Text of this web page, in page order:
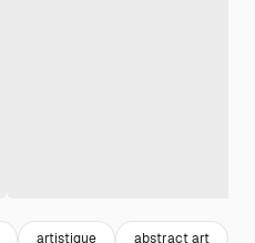
artistique abstract art